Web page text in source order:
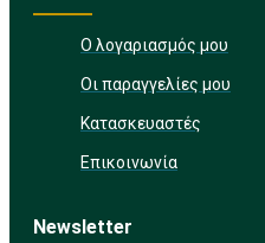
Ο λογαριασμός μου
Οι παραγγελίες μου
Κατασκευαστές
Επικοινωνία
Newsletter